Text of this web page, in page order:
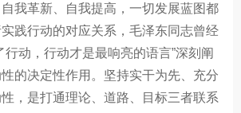
我革新、自我提高，一切发展蓝图都
践行动的对应关系，毛泽东同志曾经
行动，行动才是最响亮的语言”深刻阐
的决定性作用。坚持实干为先、充分
，是打通理论、道路、目标三者联系